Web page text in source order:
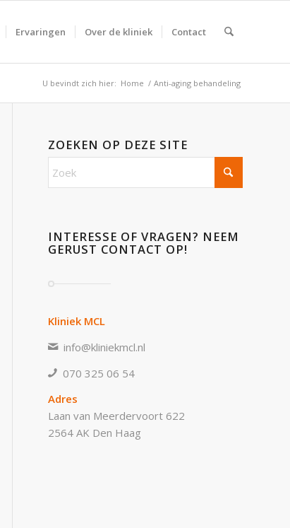
Ervaringen Over de kliniek Contact
U bevindt zich hier: Home / Anti-aging behandeling
ZOEKEN OP DEZE SITE
INTERESSE OF VRAGEN? NEEM
GERUST CONTACT OP!
Kliniek MCL
info@kliniekmcl.nl
070 325 06 54
Adres
Laan van Meerdervoort 622
2564 AK Den Haag